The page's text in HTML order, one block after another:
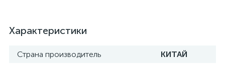
Характеристики
Страна производитель КИТАЙ